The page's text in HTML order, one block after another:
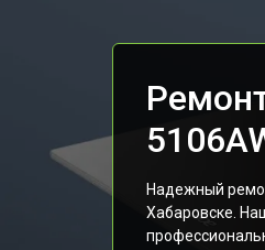
Надежный
Хабаровске.